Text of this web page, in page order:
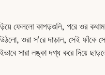
ফেললাে কাপড়গুলি, পরে ওর
ওরা স'রে দাড়াল, সেই ফাঁকে
সারা লঙ্কা দগ্ধ করে দিয়ে